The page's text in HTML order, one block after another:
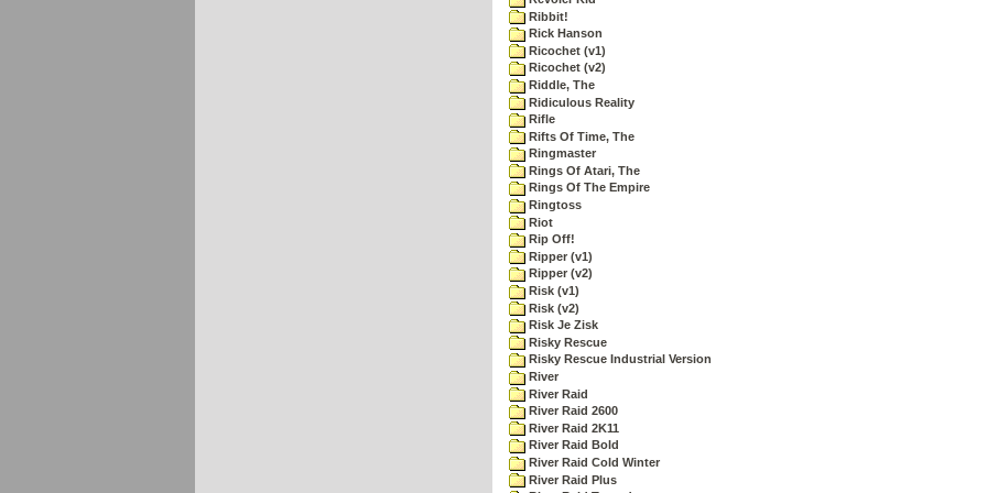
Ribbit!
Rick Hanson
Ricochet (v1)
Ricochet (v2)
Riddle, The
Ridiculous Reality
Rifle
Rifts Of Time, The
Ringmaster
Rings Of Atari, The
Rings Of The Empire
Ringtoss
Riot
Rip Off!
Ripper (v1)
Ripper (v2)
Risk (v1)
Risk (v2)
Risk Je Zisk
Risky Rescue
Risky Rescue Industrial Version
River
River Raid
River Raid 2600
River Raid 2K11
River Raid Bold
River Raid Cold Winter
River Raid Plus